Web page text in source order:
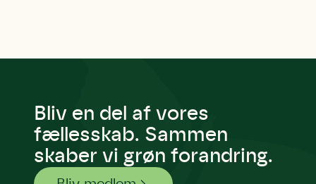
Bliv en del af vores
fællesskab. Sammen
skaber vi grøn forandring.